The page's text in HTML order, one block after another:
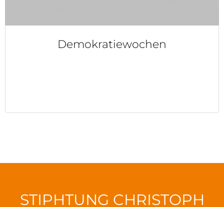
Demokratiewochen
STIPHTUNG CHRISTOPH